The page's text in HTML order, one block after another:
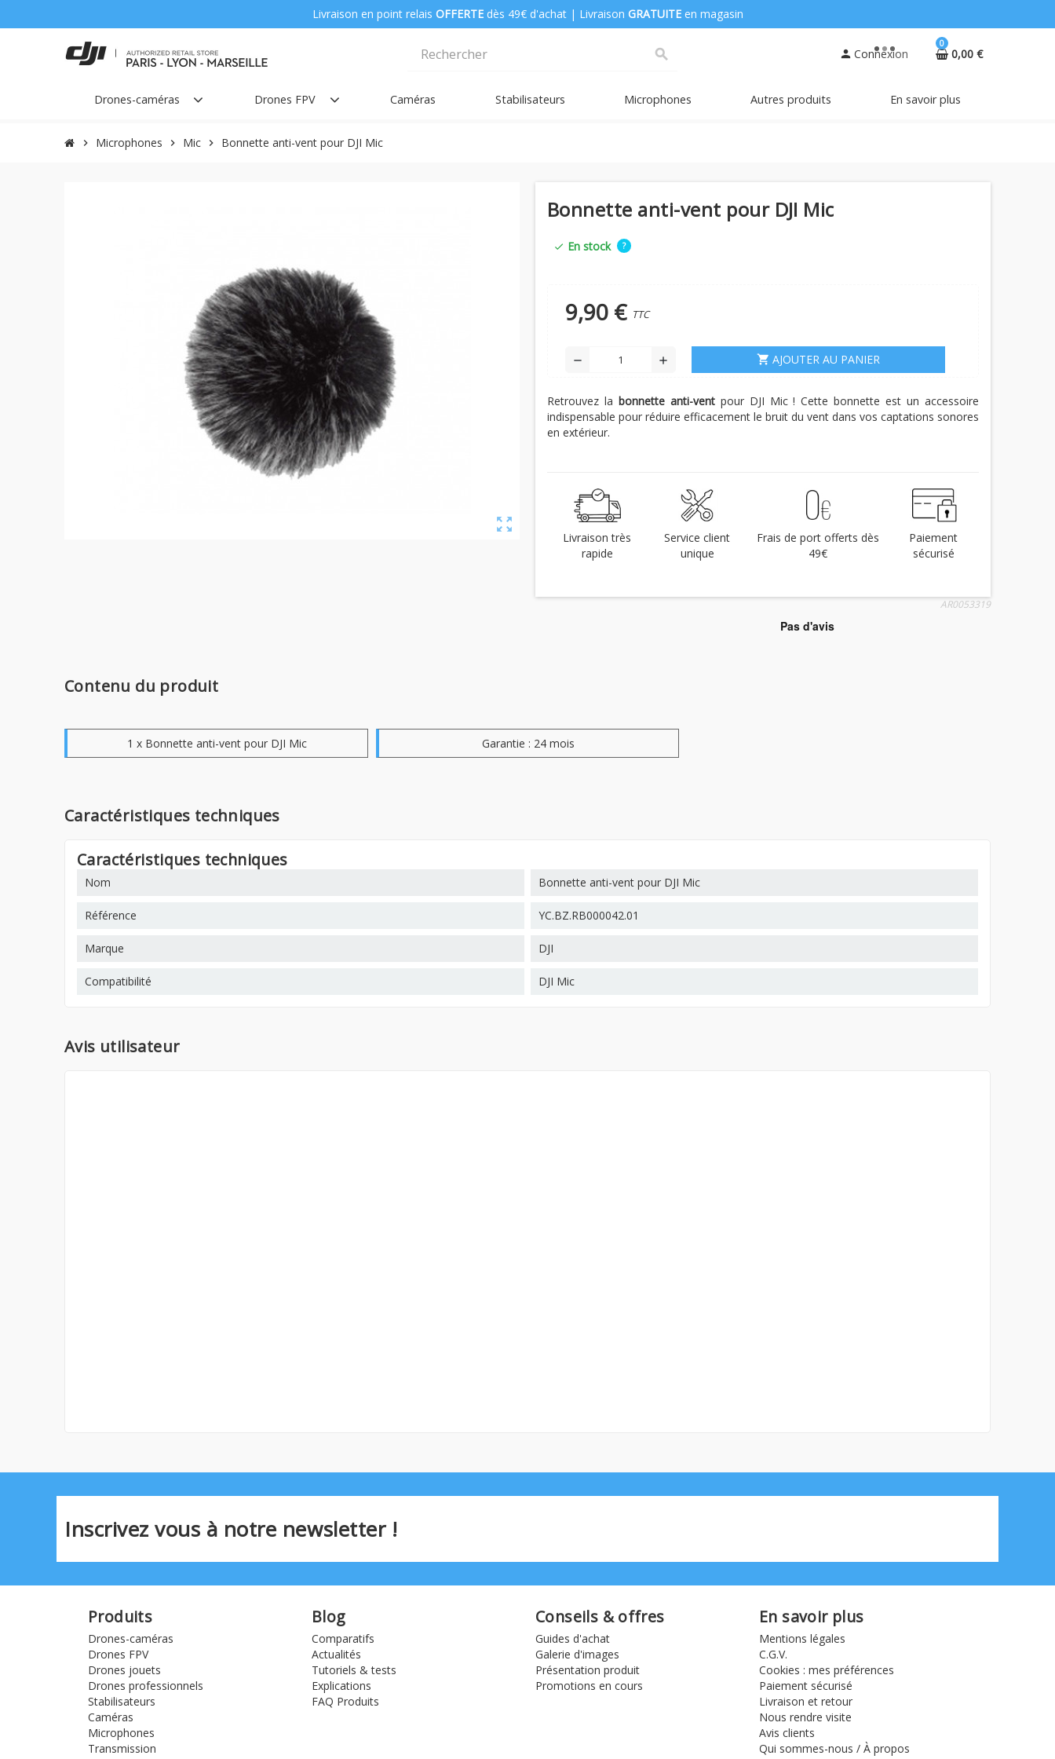
Livraison en point relais OFFERTEdès 49€ d'achat | Livraison GRATUITEen magasin
search person Connexion
0
0,00 €
Drones-caméras Drones FPV Caméras Stabilisateurs Microphones Autres produits En savoir plus
chevron_right Microphones chevron_right Mic chevron_right Bonnette anti-vent pour DJI Mic
zoom_out_map
Bonnette anti-vent pour DJI Mic
check En stock ?
9,90 € TTC
remove add shopping_cart AJOUTER AU PANIER
Retrouvez la bonnette anti-ventpour DJI Mic ! Cette bonnette est un accessoire
indispensable pour réduire efficacement le bruit du vent dans vos captations sonores
en extérieur.
Livraison très
rapide
Service client
unique
Frais de port offerts dès
49€
Paiement
sécurisé
AR0053319
Contenu du produit
1 x Bonnette anti-vent pour DJI Mic Garantie : 24 mois
Caractéristiques techniques
Caractéristiques techniques
Nom Bonnette anti-vent pour DJI Mic
Référence YC.BZ.RB000042.01
Marque DJI
Compatibilité DJI Mic
Avis utilisateur
Inscrivez vous à notre newsletter !
Produits
Drones-caméras
Drones FPV
Drones jouets
Drones professionnels
Stabilisateurs
Caméras
Microphones
Transmission
Blog
Comparatifs
Actualités
Tutoriels & tests
Explications
FAQ Produits
Conseils & offres
Guides d'achat
Galerie d'images
Présentation produit
Promotions en cours
En savoir plus
Mentions légales
C.G.V.
Cookies : mes préférences
Paiement sécurisé
Livraison et retour
Nous rendre visite
Avis clients
Qui sommes-nous / À propos